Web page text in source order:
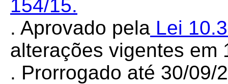
154/15.
. Aprovado pela Lei
alterações vigentes em
. Prorrogado até 30/